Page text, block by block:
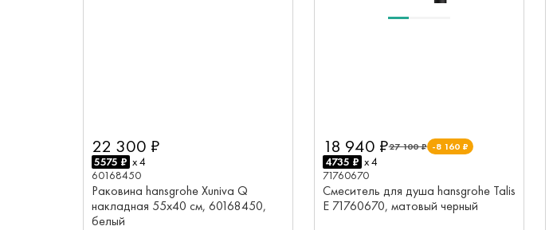
22 300 ₽
5575 ₽ x 4
60168450
Раковина hansgrohe Xuniva Q
накладная 55x40 см, 60168450,
белый
27 100 ₽ -8 160 ₽
18 940 ₽
4735 ₽ x 4
71760670
Смеситель для душа hansgrohe Talis
E 71760670, матовый черный